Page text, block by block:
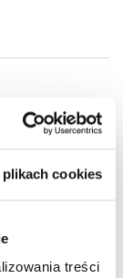
plikach cookies
treści